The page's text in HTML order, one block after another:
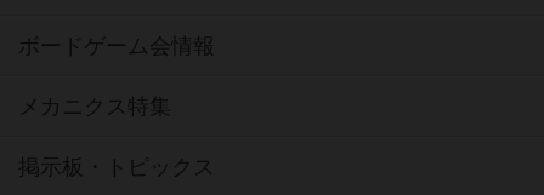
ボードゲーム会情報
メカニクス特集
掲示板・トピックス